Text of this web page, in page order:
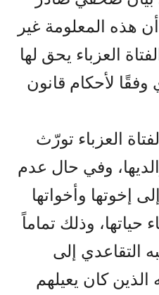
هذه المعلومة غير
العزباء يحق لها
وفقًا لأحكام قانون
العزباء تورّث
وفي حال عدم
إخوتها وأخواتها
حياتها، وذلك تماماً
التقاعدي إلى
الذين كان يعيلهم